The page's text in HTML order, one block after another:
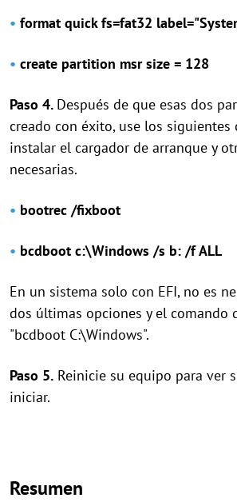
• format quick fs=fat32
• create partition msr size = 128
Paso 4. Después de que esas dos
creado con éxito, use los siguientes
instalar el cargador de arranque y
necesarias.
• bootrec /fixboot
• bcdboot c:\Windows /s b: /f ALL
En un sistema solo con EFI, no es
dos últimas opciones y el comando
"bcdboot C:\Windows".
Paso 5. Reinicie su equipo para ver
iniciar.
Resumen